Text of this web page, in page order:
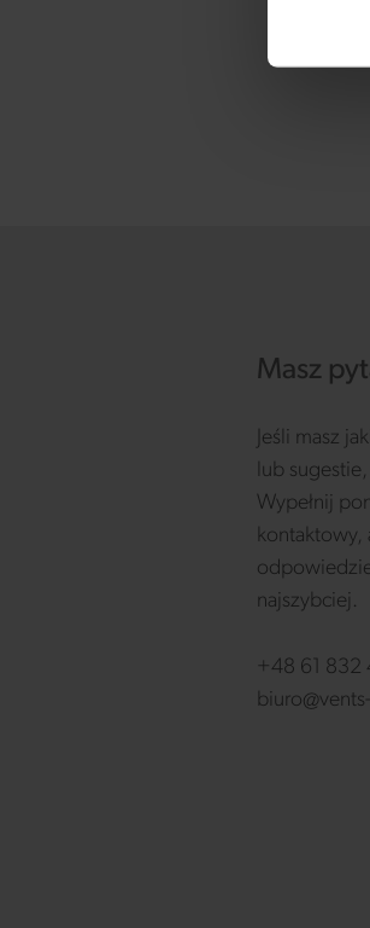
Masz
Jeśli masz
lub
Wypełnij
kontaktowy,
najszybciej.
+48 61 832